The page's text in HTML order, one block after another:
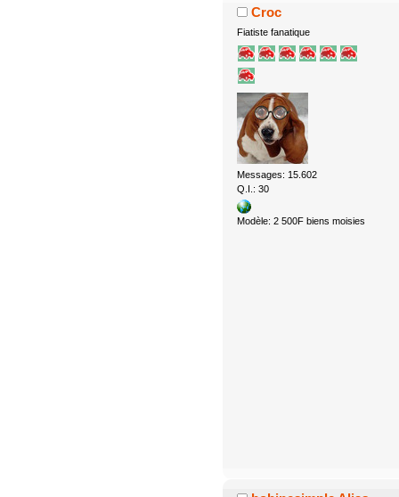
Croc
Fiatiste fanatique
Messages: 15.602
Q.I.: 30
Modèle: 2 500F biens moisies